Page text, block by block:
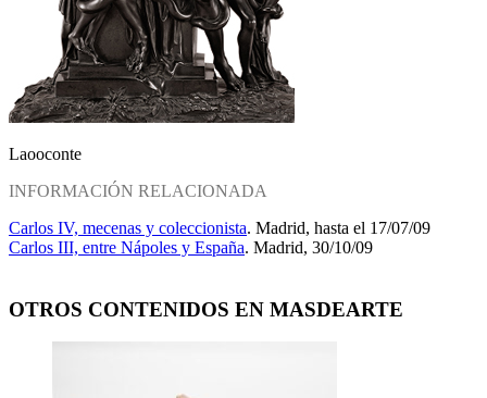
Laooconte
INFORMACIÓN RELACIONADA
Carlos IV, mecenas y coleccionista. Madrid, hasta el 17/07/09
Carlos III, entre Nápoles y España. Madrid, 30/10/09
OTROS CONTENIDOS EN MASDEARTE